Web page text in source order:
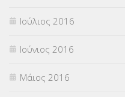
Ιούλιος 2016
Ιούνιος 2016
Μάιος 2016